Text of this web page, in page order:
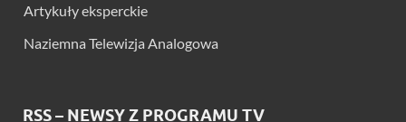
Artykuły eksperckie
Naziemna Telewizja Analogowa
RSS – NEWSY Z PROGRAMU TV